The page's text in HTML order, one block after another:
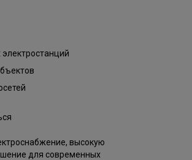
высокую
для современных